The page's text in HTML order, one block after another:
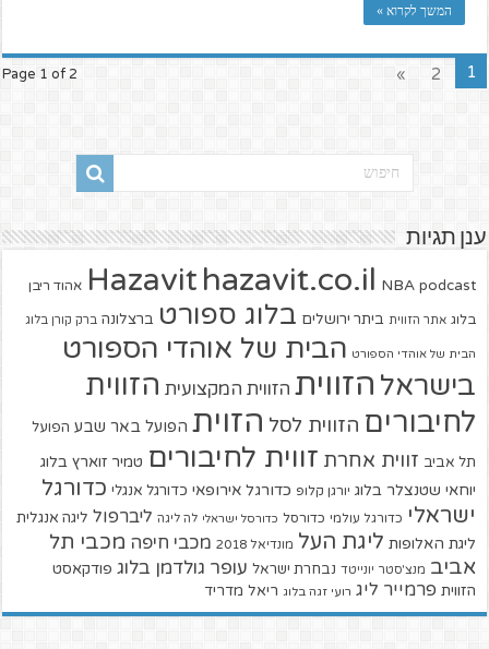
המשך לקרוא »
Page 1 of 2 1
2
»
ענן תגיות
Hazavit hazavit.co.il NBA podcast אהוד ריבן
בלוג אתר הזווית ביתר ירושלים בלוג ספורט ברצלונה ברק קורן בלוג
הבית של אוהדי הספורט הבית של אוהדי הספורט
בישראל הזווית הזווית המקצועית הזווית
לחיבורים הזווית לסל הזוית הפועל באר שבע הפועל
תל אביב זווית אחרת זווית לחיבורים טמיר זוארץ בלוג
יוחאי שטנצלר בלוג יורגן קלופ כדורגל אירופאי כדורגל אנגלי כדורגל
ישראלי כדורגל עולמי כדורסל כדורסל ישראלי לה ליגה ליברפול ליגה אנגלית
ליגת האלופות ליגת העל מונדיאל 2018 מכבי חיפה מכבי תל
אביב מנצ'סטר יונייטד נבחרת ישראל עופר גולדמן בלוג פודקאסט
הזווית פרמייר ליג רועי זגה בלוג ריאל מדריד